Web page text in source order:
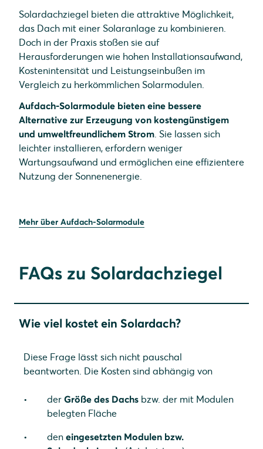
Solardachziegel bieten die attraktive Möglichkeit,
das Dach mit einer Solaranlage zu kombinieren.
Doch in der Praxis stoßen sie auf
Herausforderungen wie hohen Installationsaufwand,
Kostenintensität und Leistungseinbußen im
Vergleich zu herkömmlichen Solarmodulen.
Aufdach-Solarmodule bieten eine bessere
Alternative zur Erzeugung von kostengünstigem
und umweltfreundlichem Strom . Sie lassen sich
leichter installieren, erfordern weniger
Wartungsaufwand und ermöglichen eine effizientere
Nutzung der Sonnenenergie.
Mehr über Aufdach-Solarmodule
FAQs zu Solardachziegel
Wie viel kostet ein Solardach?
Diese Frage lässt sich nicht pauschal
beantworten. Die Kosten sind abhängig von
der Größe des Dachs bzw. der mit Modulen
belegten Fläche
den eingesetzten Modulen bzw.